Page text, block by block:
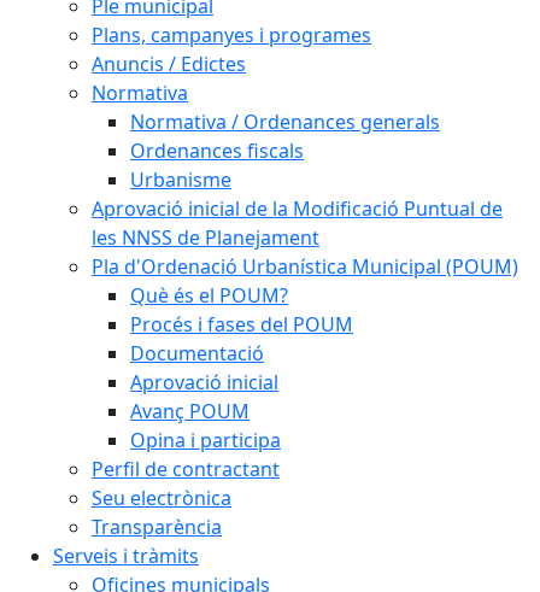
Ple municipal
Plans, campanyes i programes
Anuncis / Edictes
Normativa
Normativa / Ordenances generals
Ordenances fiscals
Urbanisme
Aprovació inicial de la Modificació Puntual de
les NNSS de Planejament
Pla d'Ordenació Urbanística Municipal (POUM)
Què és el POUM?
Procés i fases del POUM
Documentació
Aprovació inicial
Avanç POUM
Opina i participa
Perfil de contractant
Seu electrònica
Transparència
Serveis i tràmits
Oficines municipals